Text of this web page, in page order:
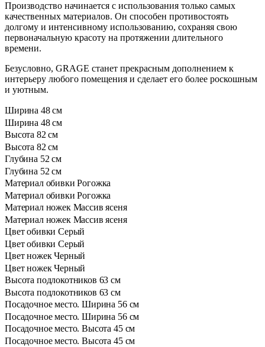
Производство начинается с использования только самых
качественных материалов. Он способен противостоять
долгому и интенсивному использованию, сохраняя свою
первоначальную красоту на протяжении длительного
времени.
Безусловно, GRAGE станет прекрасным дополнением к
интерьеру любого помещения и сделает его более роскошным
и уютным.
Ширина 48 см
Ширина 48 см
Высота 82 см
Высота 82 см
Глубина 52 см
Глубина 52 см
Материал обивки Рогожка
Материал обивки Рогожка
Материал ножек Массив ясеня
Материал ножек Массив ясеня
Цвет обивки Серый
Цвет обивки Серый
Цвет ножек Черный
Цвет ножек Черный
Высота подлокотников 63 см
Высота подлокотников 63 см
Посадочное место. Ширина 56 см
Посадочное место. Ширина 56 см
Посадочное место. Высота 45 см
Посадочное место. Высота 45 см